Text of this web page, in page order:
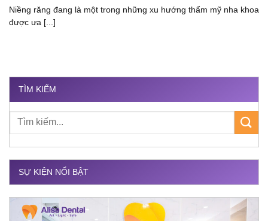
Niềng răng đang là một trong những xu hướng thẩm mỹ nha khoa
được ưa [...]
TÌM KIẾM
SỰ KIỆN NỔI BẬT